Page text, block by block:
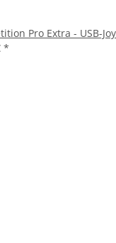
Pro Extra - USB-
*